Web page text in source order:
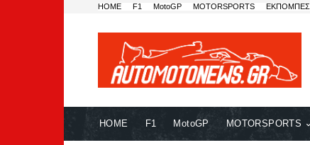
HOME F1 MotoGP MOTORSPORTS ΕΚΠΟΜΠΕΣ
HOME F1 MotoGP MOTORSPORTS